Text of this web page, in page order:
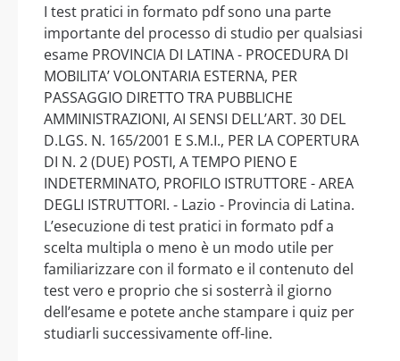
I test pratici in formato pdf sono una parte
importante del processo di studio per qualsiasi
esame PROVINCIA DI LATINA - PROCEDURA DI
MOBILITA’ VOLONTARIA ESTERNA, PER
PASSAGGIO DIRETTO TRA PUBBLICHE
AMMINISTRAZIONI, AI SENSI DELL’ART. 30 DEL
D.LGS. N. 165/2001 E S.M.I., PER LA COPERTURA
DI N. 2 (DUE) POSTI, A TEMPO PIENO E
INDETERMINATO, PROFILO ISTRUTTORE - AREA
DEGLI ISTRUTTORI. - Lazio - Provincia di Latina.
L’esecuzione di test pratici in formato pdf a
scelta multipla o meno è un modo utile per
familiarizzare con il formato e il contenuto del
test vero e proprio che si sosterrà il giorno
dell’esame e potete anche stampare i quiz per
studiarli successivamente off-line.